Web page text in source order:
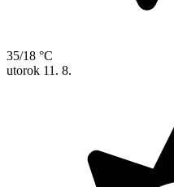
35/18 °C
utorok 11. 8.